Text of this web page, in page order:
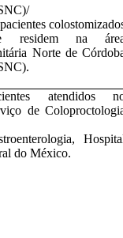
residem na
Norte de
atendidos
de
do México.